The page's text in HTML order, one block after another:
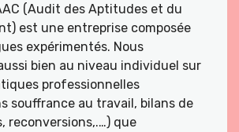
(Audit des Aptitudes et du
est une entreprise composée
expérimentés. Nous
bien au niveau individuel sur
professionnelles
souffrance au travail, bilans de
reconversions,.…) que